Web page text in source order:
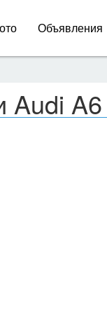
Объявления
Audi